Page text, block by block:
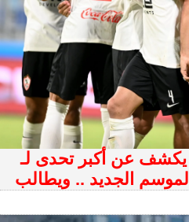
يكشف عن أكبر تحدى لـ
الجديد .. ويطالب